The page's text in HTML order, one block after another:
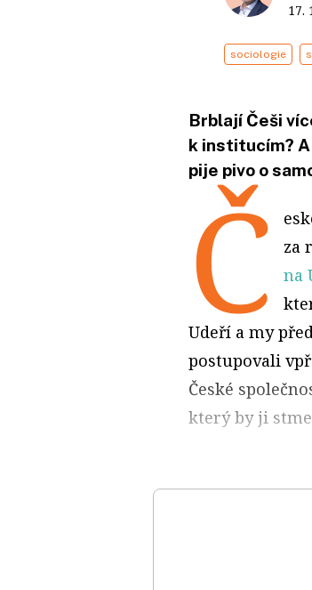
17.
sociologie
Brblají Češi
k institucím?
pije pivo o
Č
za
na
Udeří a my
postupovali
České
který by ji